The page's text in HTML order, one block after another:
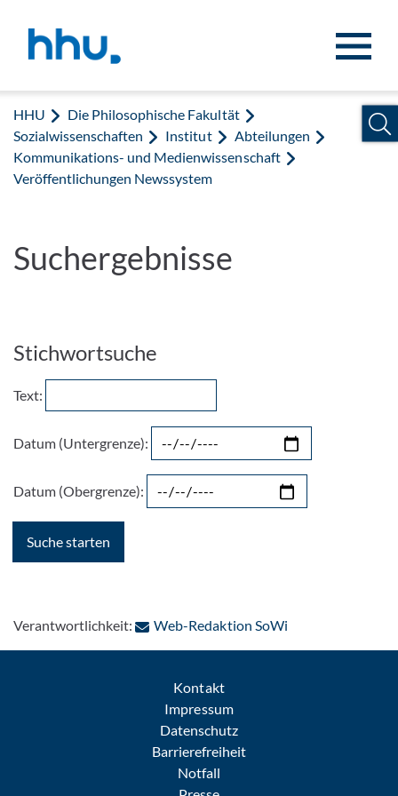
HHU
Die Philosophische Fakultät
Sozialwissenschaften
Institut
Abteilungen
Kommunikations- und Medienwissenschaft
Veröffentlichungen Newssystem
Suchergebnisse
Stichwortsuche
Text:
Datum (Untergrenze):
Datum (Obergrenze):
Verantwortlichkeit: Web-Redaktion SoWi: Per E-Mail
Kontakt
Impressum
Datenschutz
Barrierefreiheit
Notfall